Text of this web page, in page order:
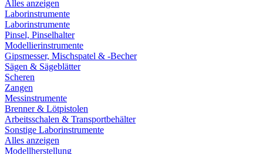
Alles anzeigen
Laborinstrumente
Laborinstrumente
Pinsel, Pinselhalter
Modellierinstrumente
Gipsmesser, Mischspatel & -Becher
Sägen & Sägeblätter
Scheren
Zangen
Messinstrumente
Brenner & Lötpistolen
Arbeitsschalen & Transportbehälter
Sonstige Laborinstrumente
Alles anzeigen
Modellherstellung